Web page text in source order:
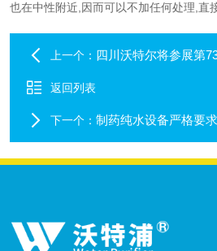
也在中性附近,因而可以不加任何处理,直
上一个： 四川沃特尔将参展第73届中
返回列表
下一个： 制药纯水设备严格要